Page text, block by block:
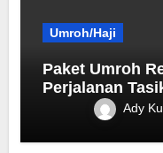
Umroh/Haji
Paket Umroh
Perjalanan
Ady